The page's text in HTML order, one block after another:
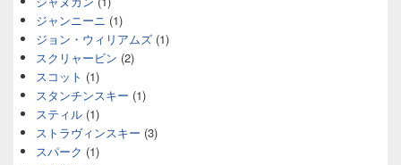
ジャンニーニ (1)
ジョン・ウィリアムズ (1)
スクリャービン (2)
スコット (1)
スタンチンスキー (1)
スティル (1)
ストラヴィンスキー (3)
スパーク (1)